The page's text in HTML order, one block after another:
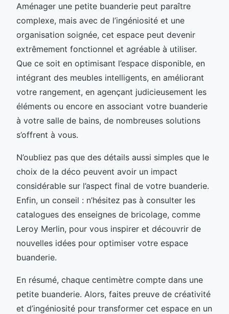
Aménager une petite buanderie peut paraître
complexe, mais avec de l’ingéniosité et une
organisation soignée, cet espace peut devenir
extrêmement fonctionnel et agréable à utiliser.
Que ce soit en optimisant l’espace disponible, en
intégrant des meubles intelligents, en améliorant
votre rangement, en agençant judicieusement les
éléments ou encore en associant votre buanderie
à votre salle de bains, de nombreuses solutions
s’offrent à vous.
N’oubliez pas que des détails aussi simples que le
choix de la déco peuvent avoir un impact
considérable sur l’aspect final de votre buanderie.
Enfin, un conseil : n’hésitez pas à consulter les
catalogues des enseignes de bricolage, comme
Leroy Merlin, pour vous inspirer et découvrir de
nouvelles idées pour optimiser votre espace
buanderie.
En résumé, chaque centimètre compte dans une
petite buanderie. Alors, faites preuve de créativité
et d’ingéniosité pour transformer cet espace en un